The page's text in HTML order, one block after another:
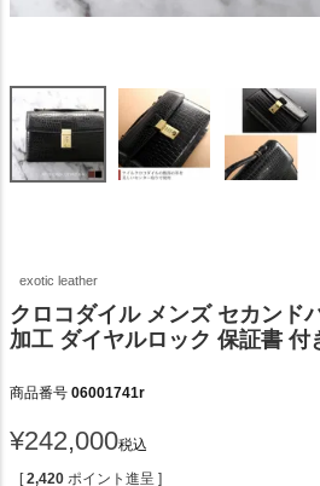
exotic leather
クロコダイル メンズ セカンド
加工 ダイヤルロック 保証書 付
商品番号 06001741r
¥242,000税込
[ 2,420 ポイント進呈 ]